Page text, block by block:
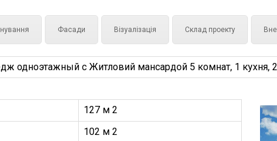
Фасади Візуалізація Склад проекту
одноэтажный с Житловий мансардой 5 комнат, 1 кухня,
127 м 2
102 м 2